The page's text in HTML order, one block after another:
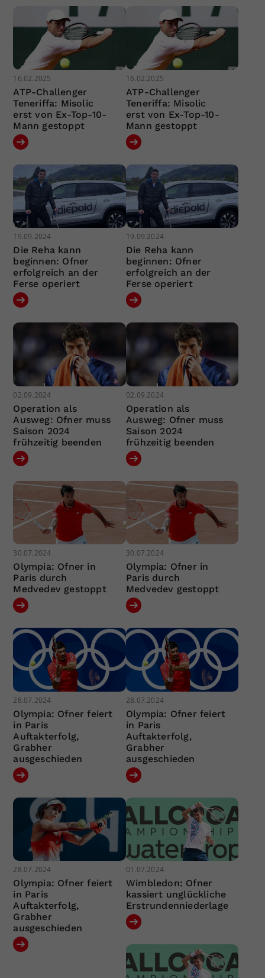
16.02.2025
ATP-Challenger
Teneriffa: Misolic
erst von Ex-Top-10-
Mann gestoppt
16.02.2025
ATP-Challenger
Teneriffa: Misolic
erst von Ex-Top-10-
Mann gestoppt
19.09.2024
Die Reha kann
beginnen: Ofner
erfolgreich an der
Ferse operiert
19.09.2024
Die Reha kann
beginnen: Ofner
erfolgreich an der
Ferse operiert
02.09.2024
Operation als
Ausweg: Ofner muss
Saison 2024
frühzeitig beenden
02.09.2024
Operation als
Ausweg: Ofner muss
Saison 2024
frühzeitig beenden
30.07.2024
Olympia: Ofner in
Paris durch
Medvedev gestoppt
30.07.2024
Olympia: Ofner in
Paris durch
Medvedev gestoppt
28.07.2024
Olympia: Ofner feiert
in Paris
Auftakterfolg,
Grabher
ausgeschieden
28.07.2024
Olympia: Ofner feiert
in Paris
Auftakterfolg,
Grabher
ausgeschieden
28.07.2024
Olympia: Ofner feiert
in Paris
Auftakterfolg,
Grabher
ausgeschieden
01.07.2024
Wimbledon: Ofner
kassiert unglückliche
Erstrundenniederlage